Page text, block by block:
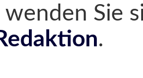
wenden Sie
.